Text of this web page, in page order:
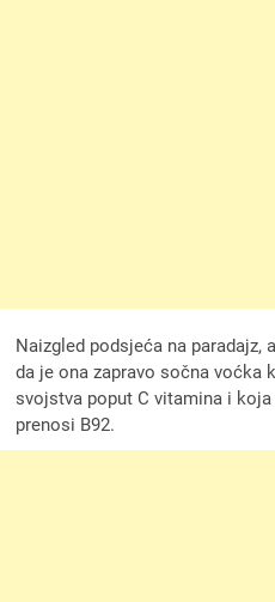
Naizgled podsjeća na paradajz,
da je ona zapravo sočna voćka
svojstva poput C vitamina i
prenosi B92.